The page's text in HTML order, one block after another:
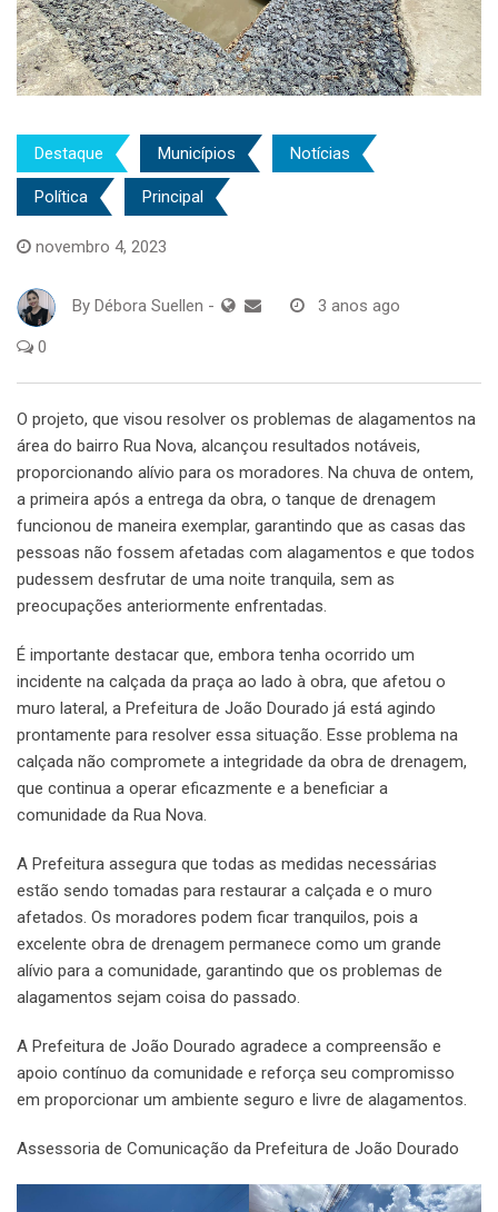
Destaque Municípios Notícias
Política Principal
novembro 4, 2023
By Débora Suellen - 3 anos ago
0
O projeto, que visou resolver os problemas de alagamentos na
área do bairro Rua Nova, alcançou resultados notáveis,
proporcionando alívio para os moradores. Na chuva de ontem,
a primeira após a entrega da obra, o tanque de drenagem
funcionou de maneira exemplar, garantindo que as casas das
pessoas não fossem afetadas com alagamentos e que todos
pudessem desfrutar de uma noite tranquila, sem as
preocupações anteriormente enfrentadas.
É importante destacar que, embora tenha ocorrido um
incidente na calçada da praça ao lado à obra, que afetou o
muro lateral, a Prefeitura de João Dourado já está agindo
prontamente para resolver essa situação. Esse problema na
calçada não compromete a integridade da obra de drenagem,
que continua a operar eficazmente e a beneficiar a
comunidade da Rua Nova.
A Prefeitura assegura que todas as medidas necessárias
estão sendo tomadas para restaurar a calçada e o muro
afetados. Os moradores podem ficar tranquilos, pois a
excelente obra de drenagem permanece como um grande
alívio para a comunidade, garantindo que os problemas de
alagamentos sejam coisa do passado.
A Prefeitura de João Dourado agradece a compreensão e
apoio contínuo da comunidade e reforça seu compromisso
em proporcionar um ambiente seguro e livre de alagamentos.
Assessoria de Comunicação da Prefeitura de João Dourado